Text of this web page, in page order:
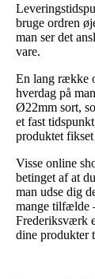
bruge ordren
man ser det
vare.
En lang række
hverdag på
Ø22mm sort,
et fast
produktet
Visse online
betinget af at
man udse dig
mange tilfælde
Frederiksværk
dine produkter